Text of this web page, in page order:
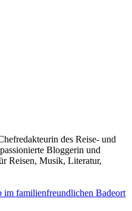
des Reise- und
Bloggerin und
Reisen, Musik, Literatur,
im familienfreundlichen Badeort